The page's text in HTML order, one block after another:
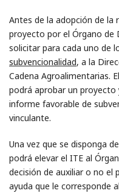
Antes de la adopción de la
proyecto por el Órgano de
solicitar para cada uno de
subvencionalidad, a la
Cadena Agroalimentarias.
podrá aprobar un proyecto
informe favorable de
vinculante.
Una vez que se disponga
podrá elevar el ITE al
decisión de auxiliar o no el
ayuda que le corresponde